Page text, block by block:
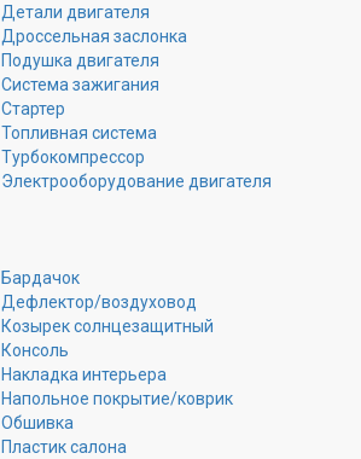
Детали двигателя
Дроссельная заслонка
Подушка двигателя
Система зажигания
Стартер
Топливная система
Турбокомпрессор
Электрооборудование двигателя
Бардачок
Дефлектор/воздуховод
Козырек солнцезащитный
Консоль
Накладка интерьера
Напольное покрытие/коврик
Обшивка
Пластик салона